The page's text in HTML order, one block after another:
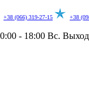
+38 (066) 319-27-15 +38
- 18:00 Вс.